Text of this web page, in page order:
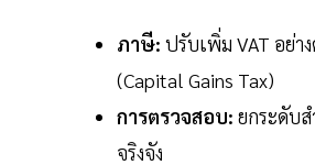
ภาษี: ปรับเพิ่ม VAT อย่า
(Capital Gains Tax)
การตรวจสอบ: ยกระดับ
จริงจัง